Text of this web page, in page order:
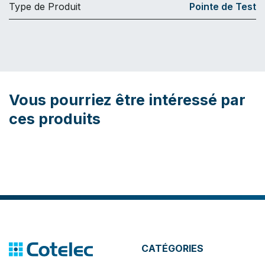
Type de Produit Pointe de Test
Vous pourriez être intéressé par
ces produits
CATÉGORIES